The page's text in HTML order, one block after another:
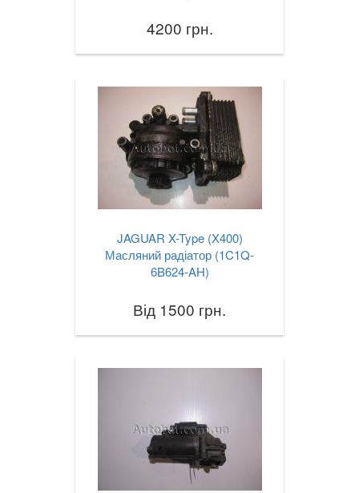
4200 грн.
JAGUAR X-Type (X400)
Масляний радіатор (1C1Q-
6B624-AH)
Від 1500 грн.